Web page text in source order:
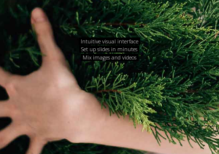
Intuitive visual interface
Set up slides in minutes
Mix images and videos